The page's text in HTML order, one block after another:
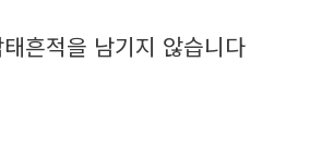
흔적을 남기지 않습니다